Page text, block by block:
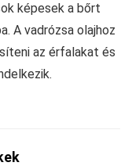
képesek a bőrt
A vadrózsa olajhoz
az érfalakat és